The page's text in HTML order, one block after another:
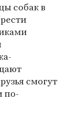
собак в
смогут
по-